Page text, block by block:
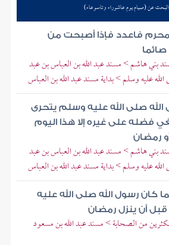
عن (صيام يوم عاشوراء وتاسوعاء)
فاعدد فإذا أصبحت من
بني هاشم > مسند عبد الله بن العباس بن عبد
عليه وسلم > بداية مسند عبد الله بن العباس
صلى الله عليه وسلم يتحرى
فضله على غيره إلا هذا اليوم
رمضان
بني هاشم > مسند عبد الله بن العباس بن عبد
عليه وسلم > بداية مسند عبد الله بن العباس
كان رسول الله صلى الله عليه
أن ينزل رمضان
من الصحابة > مسند عبد الله بن مسعود